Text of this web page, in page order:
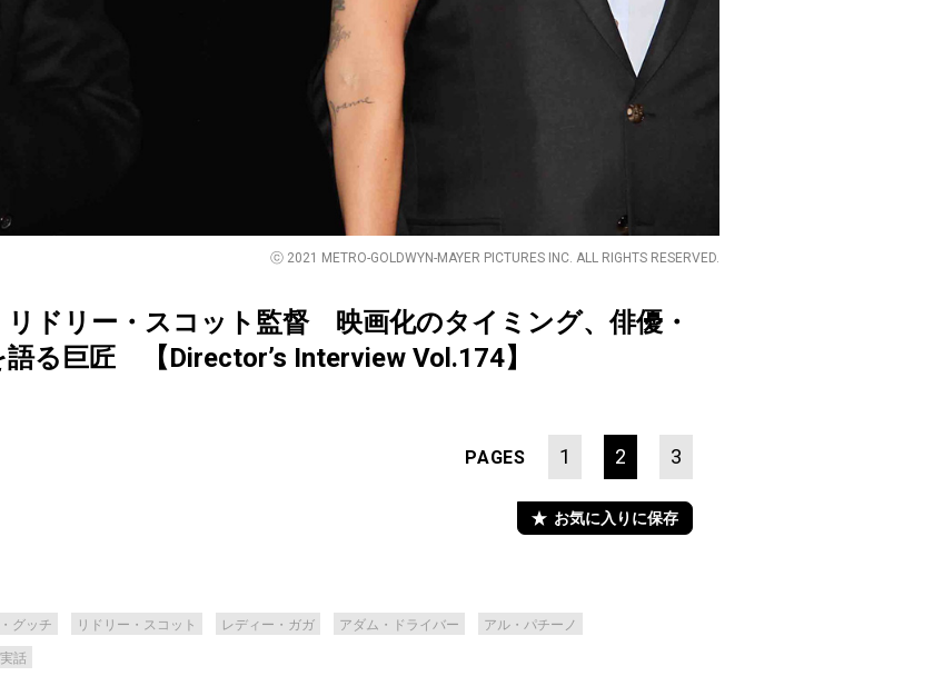
ⓒ 2021 METRO-GOLDWYN-MAYER PICTURES INC. ALL RIGHTS RESERVED.
リドリー・スコット監督 映画化のタイミング、俳優・
る巨匠 【Director’s Interview Vol.174】
PAGES 1 2 3
お気に入りに保存
グッチ リドリー・スコット レディー・ガガ アダム・ドライバー アル・パチーノ
実話